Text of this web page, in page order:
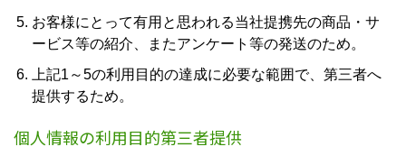
お客様にとって有用と思われる当社提携先の商品・サ
ービス等の紹介、またアンケート等の発送のため。
上記1～5の利用目的の達成に必要な範囲で、第三者へ
提供するため。
個人情報の利用目的第三者提供